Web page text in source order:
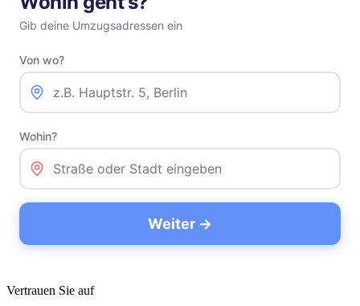
Vertrauen Sie auf